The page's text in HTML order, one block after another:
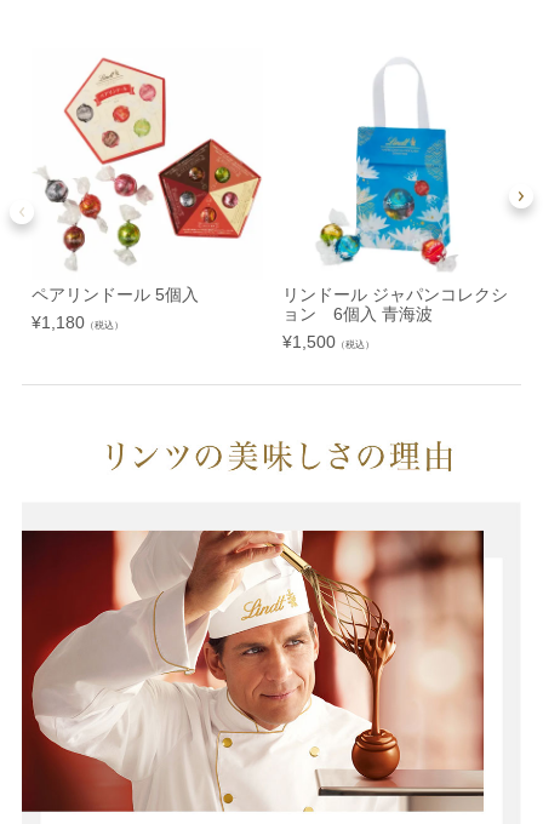
ペアリンドール 5個入
¥1,180（税込）
リンドール ジャパンコレクシ
ョン 6個入 青海波
¥1,500（税込）